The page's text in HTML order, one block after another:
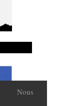
Nous